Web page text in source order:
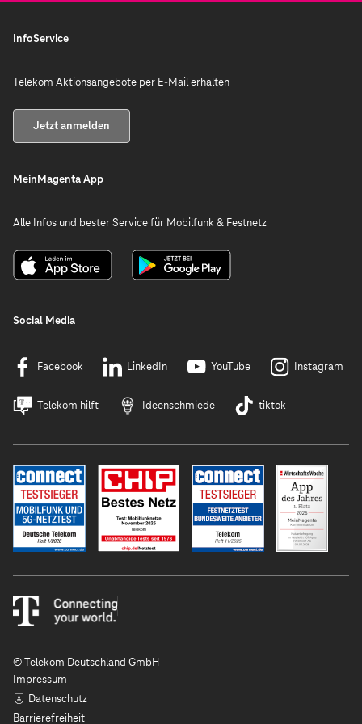
MagentaZuhause S
InfoService
Telekom Aktionsangebote per E-Mail erhalten
Jetzt anmelden
MeinMagenta App
Alle Infos und bester Service für Mobilfunk & Festnetz
Social Media
Facebook LinkedIn YouTube Instagram
Telekom hilft Ideenschmiede tiktok
© Telekom Deutschland GmbH
Impressum
Datenschutz
Barrierefreiheit